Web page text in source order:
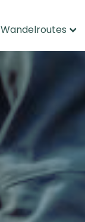
Wandelroutes